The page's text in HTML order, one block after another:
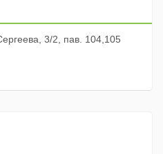
3/2, пав. 104,105